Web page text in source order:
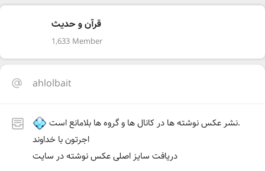
قرآن و حدیث
1,633 Member
ahlolbait
نشر عکس نوشته ها در کانال ها و گروه ها بلامانع است.
اجرتون با خداوند
دریافت سایز اصلی عکس نوشته در سایت